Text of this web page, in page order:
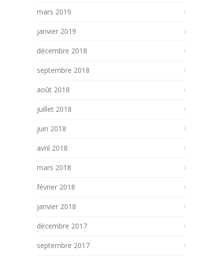
mars 2019
janvier 2019
décembre 2018
septembre 2018
août 2018
juillet 2018
juin 2018
avril 2018
mars 2018
février 2018
janvier 2018
décembre 2017
septembre 2017